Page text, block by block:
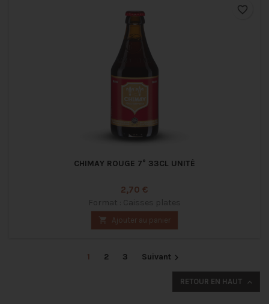
CHIMAY ROUGE 7° 33CL UNITÉ
Prix
2,70 €
Format : Caisses plates
 Ajouter au panier
favorite_border
1 2 3 Suivant 
RETOUR EN HAUT 